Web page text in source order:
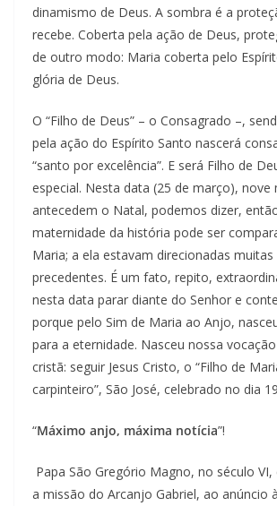
dinamismo de Deus. A sombra é a
recebe. Coberta pela ação de Deus,
de outro modo: Maria coberta pelo
glória de Deus.
O “Filho de Deus” – o Consagrado –,
pela ação do Espírito Santo nascerá
“santo por excelência”. E será Filho de
especial. Nesta data (25 de março), nove
antecedem o Natal, podemos dizer,
maternidade da história pode ser
Maria; a ela estavam direcionadas
precedentes. É um fato, repito,
nesta data parar diante do Senhor e
porque pelo Sim de Maria ao Anjo,
para a eternidade. Nasceu nossa
cristã: seguir Jesus Cristo, o “Filho de
carpinteiro”, São José, celebrado no dia
“Máximo anjo, máxima notícia”!
Papa São Gregório Magno, no século VI,
a missão do Arcanjo Gabriel, ao anúncio